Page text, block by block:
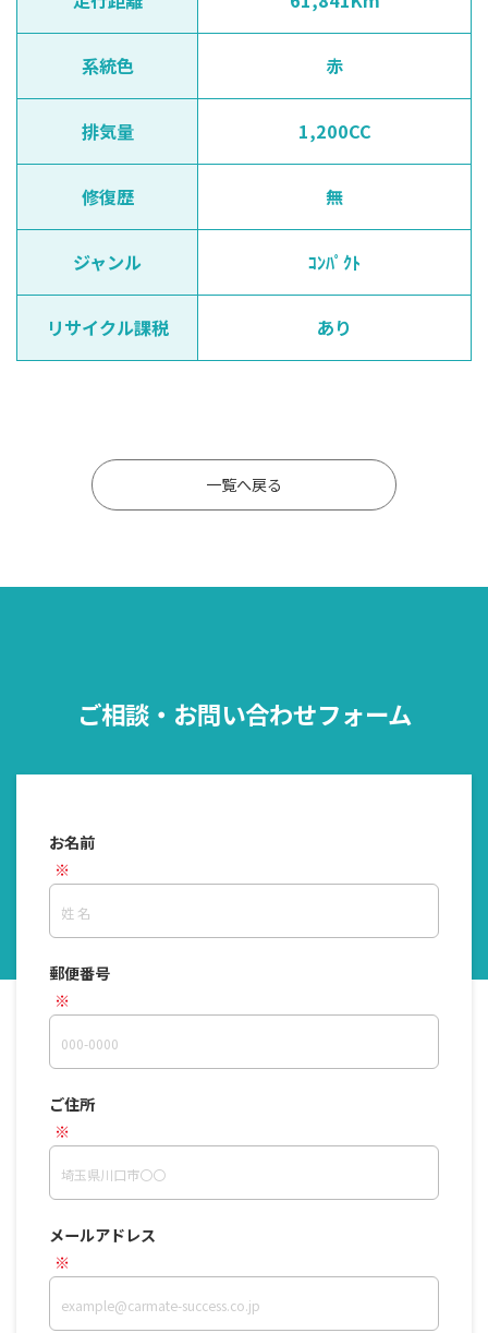
系統色 赤
排気量 1,200CC
修復歴 無
ジャンル ｺﾝﾊﾟｸﾄ
リサイクル課税 あり
一覧へ戻る
ご相談・お問い合わせフォーム
お名前
郵便番号
ご住所
メールアドレス